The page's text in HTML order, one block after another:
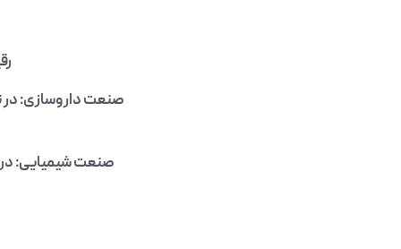
صنعت داروسازی: در
صنعت شیمیایی: